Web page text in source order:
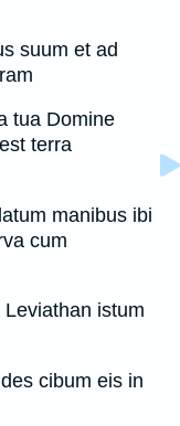
suum et ad
tua Domine
terra
manibus ibi
cum
istum
cibum eis in